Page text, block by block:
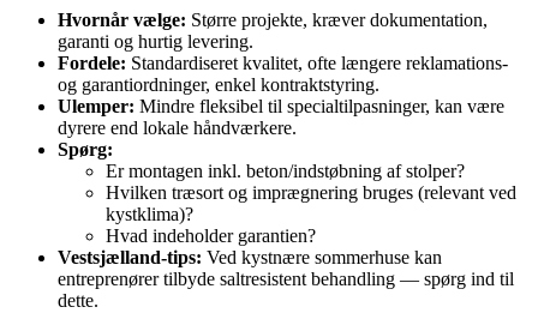
Hvornår vælge: Større projekte, kræver dokumentation,
garanti og hurtig levering.
Fordele: Standardiseret kvalitet, ofte længere reklamations-
og garantiordninger, enkel kontraktstyring.
Ulemper: Mindre fleksibel til specialtilpasninger, kan være
dyrere end lokale håndværkere.
Spørg:
Er montagen inkl. beton/indstøbning af stolper?
Hvilken træsort og imprægnering bruges (relevant ved
kystklima)?
Hvad indeholder garantien?
Vestsjælland‑tips: Ved kystnære sommerhuse kan
entreprenører tilbyde saltresistent behandling — spørg ind til
dette.